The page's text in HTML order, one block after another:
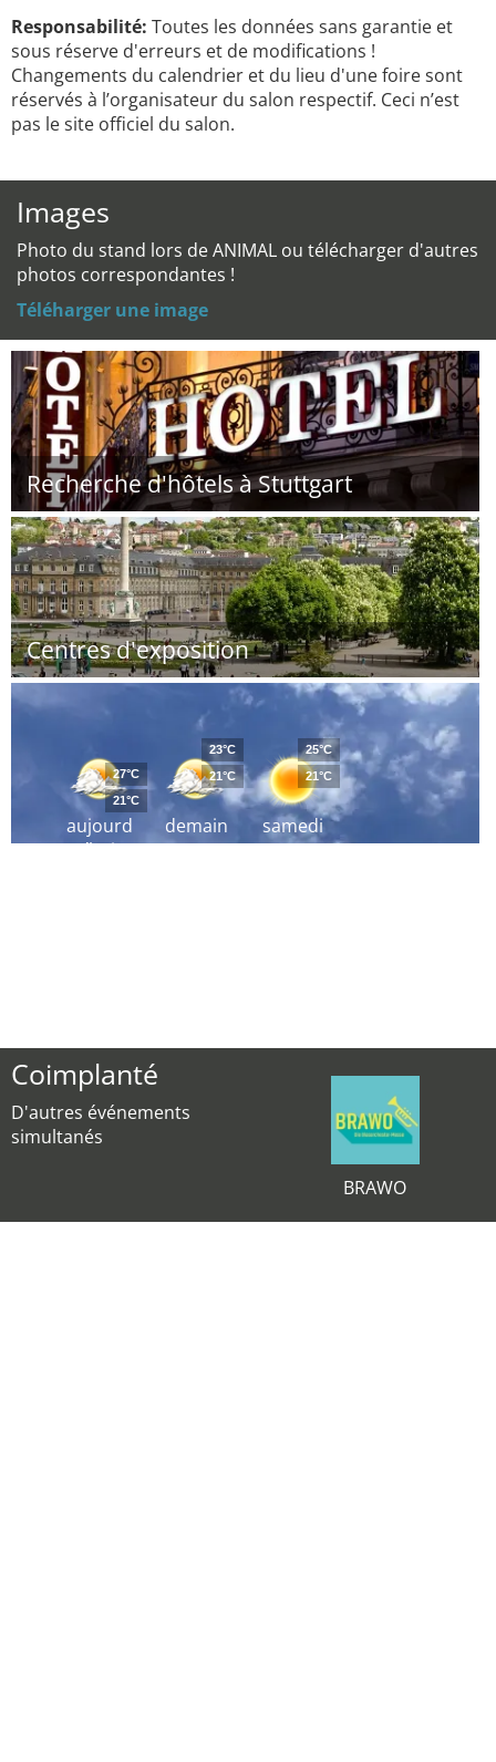
Responsabilité: Toutes les données sans garantie et
sous réserve d'erreurs et de modifications !
Changements du calendrier et du lieu d'une foire sont
réservés à l’organisateur du salon respectif. Ceci n’est
pas le site officiel du salon.
Images
Photo du stand lors de ANIMAL ou télécharger d'autres
photos correspondantes !
Téléharger une image
Recherche d'hôtels à Stuttgart
Centres d'exposition
aujourd
´hui
27°C
21°C
demain
23°C
21°C
samedi
25°C
21°C
Coimplanté
D'autres événements
simultanés
BRAWO